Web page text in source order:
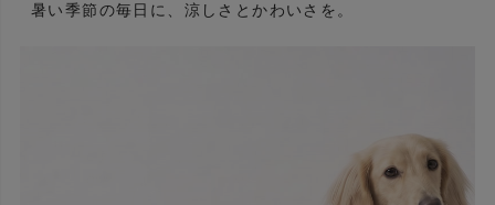
暑い季節の毎日に、涼しさとかわいさを。